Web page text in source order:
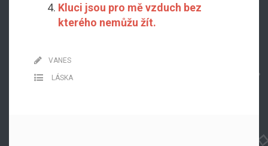
Kluci jsou pro mě vzduch bez
kterého nemůžu žít.
VANES
LÁSKA